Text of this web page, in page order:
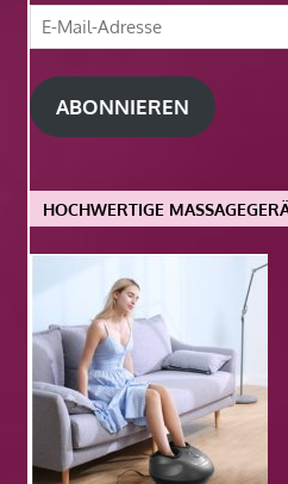
E-
Mail-
Adresse
ABONNIEREN
HOCHWERTIGE